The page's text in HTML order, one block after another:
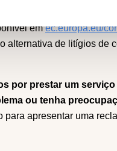
emec.europa.eu/
alternativa de litígios de
por prestar um
ou tenha
para apresentar uma